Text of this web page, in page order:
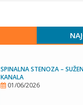
SPINALNA STENOZA –
KANALA
01/06/2026